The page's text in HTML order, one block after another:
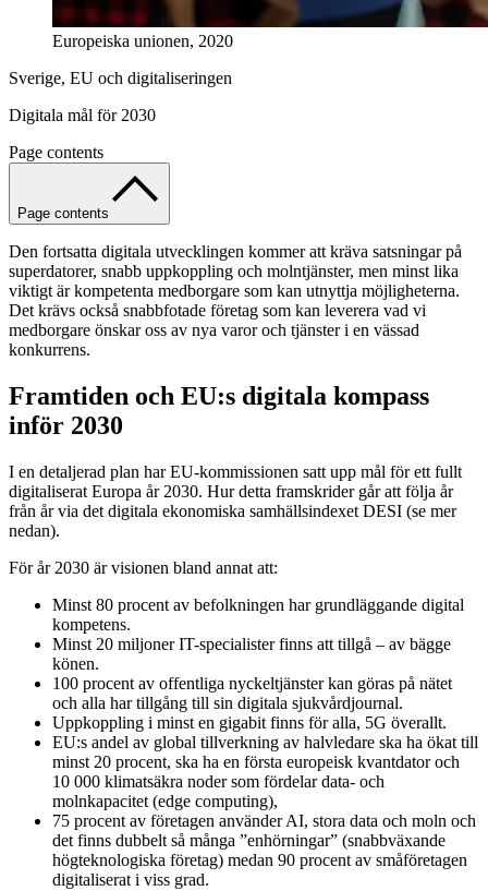
Europeiska unionen, 2020
Sverige, EU och digitaliseringen
Digitala mål för 2030
Page contents
Page contents
Den fortsatta digitala utvecklingen kommer att kräva satsningar på
superdatorer, snabb uppkoppling och molntjänster, men minst lika
viktigt är kompetenta medborgare som kan utnyttja möjligheterna.
Det krävs också snabbfotade företag som kan leverera vad vi
medborgare önskar oss av nya varor och tjänster i en vässad
konkurrens.
Framtiden och EU:s digitala kompass
inför 2030
I en detaljerad plan har EU-kommissionen satt upp mål för ett fullt
digitaliserat Europa år 2030. Hur detta framskrider går att följa år
från år via det digitala ekonomiska samhällsindexet DESI (se mer
nedan).
För år 2030 är visionen bland annat att:
Minst 80 procent av befolkningen har grundläggande digital
kompetens.
Minst 20 miljoner IT-specialister finns att tillgå – av bägge
könen.
100 procent av offentliga nyckeltjänster kan göras på nätet
och alla har tillgång till sin digitala sjukvårdjournal.
Uppkoppling i minst en gigabit finns för alla, 5G överallt.
EU:s andel av global tillverkning av halvledare ska ha ökat till
minst 20 procent, ska ha en första europeisk kvantdator och
10 000 klimatsäkra noder som fördelar data- och
molnkapacitet (edge computing),
75 procent av företagen använder AI, stora data och moln och
det finns dubbelt så många ”enhörningar” (snabbväxande
högteknologiska företag) medan 90 procent av småföretagen
digitaliserat i viss grad.